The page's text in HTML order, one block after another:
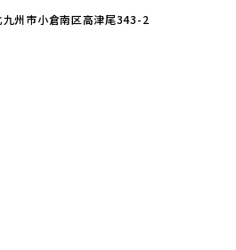
州市小倉南区高津尾343-2